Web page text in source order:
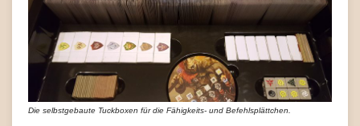
Die selbstgebaute Tuckboxen für die Fähigkeits- und Befehlsplättchen.